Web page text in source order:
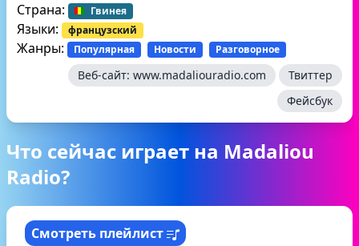
Страна:
Гвинея
Языки: французский
Жанры: Популярная Новости Разговорное
Веб-сайт: www.madaliouradio.com
Твиттер
Фейсбук
Что сейчас играет на Madaliou
Radio?
Смотреть плейлист